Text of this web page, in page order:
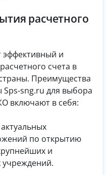
расчетного
эффективный и
счета в
Преимущества
sng.ru для выбора
включают в себя:
по открытию
и
учреждений.